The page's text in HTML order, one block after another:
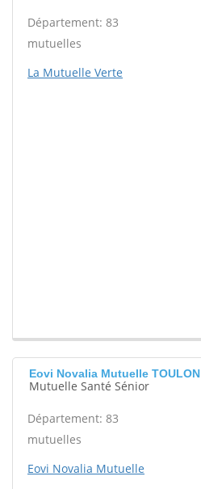
Département: 83
mutuelles
La Mutuelle Verte
Eovi Novalia Mutuelle TOULON
Mutuelle Santé Sénior
Département: 83
mutuelles
Eovi Novalia Mutuelle